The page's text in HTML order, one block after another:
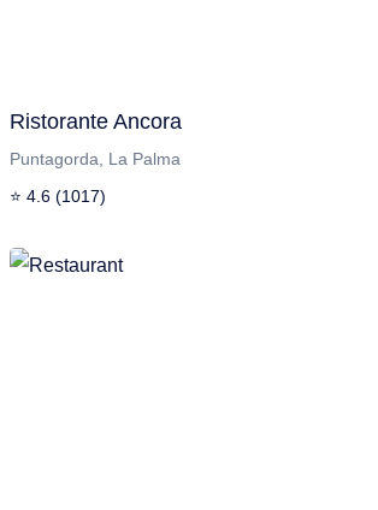
Ristorante Ancora
Puntagorda, La Palma
⭐ 4.6 (1017)